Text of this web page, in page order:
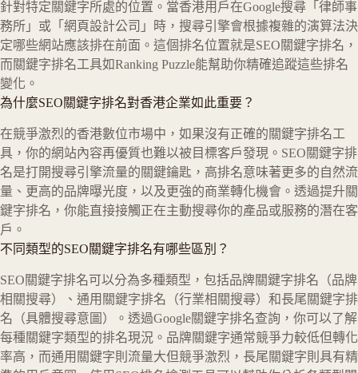
針對特定關鍵字所處的位置。當香港用戶在Google搜尋「律師事
務所」或「網頁設計公司」時，搜尋引擎會根據複雜的演算法決
定哪些網站應該排在前面。這個排名位置就是SEO關鍵字排名，
而關鍵字排名工具如Ranking Puzzle能幫助你精確追蹤這些排名
變化。
為什麼SEO關鍵字排名對香港企業如此重要？
在競爭激烈的香港數位市場中，如果沒有正確的關鍵字排名工
具，你的網站內容再優質也難以被目標客戶發現。SEO關鍵字排
名是打開搜尋引擎流量的關鍵鑰匙，高排名意味著更多的自然流
量、更高的品牌曝光度，以及更強的商業轉化機會。透過提升關
鍵字排名，你能直接接觸正在主動搜尋你的產品或服務的潛在客
戶。
不同類型的SEO關鍵字排名有哪些區別？
SEO關鍵字排名可以分為多種類型，包括品牌關鍵字排名（品牌
相關搜尋）、通用關鍵字排名（行業相關搜尋）和長尾關鍵字排
名（具體搜尋意圖）。透過Google關鍵字排名查詢，你可以了解
每種關鍵字類型的排名現況。品牌關鍵字通常競爭力較低但轉化
率高，而通用關鍵字則流量大但競爭激烈，長尾關鍵字則具有精